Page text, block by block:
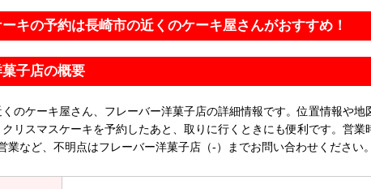
キの予約は長崎市の近くのケーキ屋さんがおすすめ！
子店の概要
のケーキ屋さん、フレーバー洋菓子店の詳細情報です。位置情報や地
クリスマスケーキを予約したあと、取りに行くときにも便利です。営業
業など、不明点はフレーバー洋菓子店（-）までお問い合わせください。